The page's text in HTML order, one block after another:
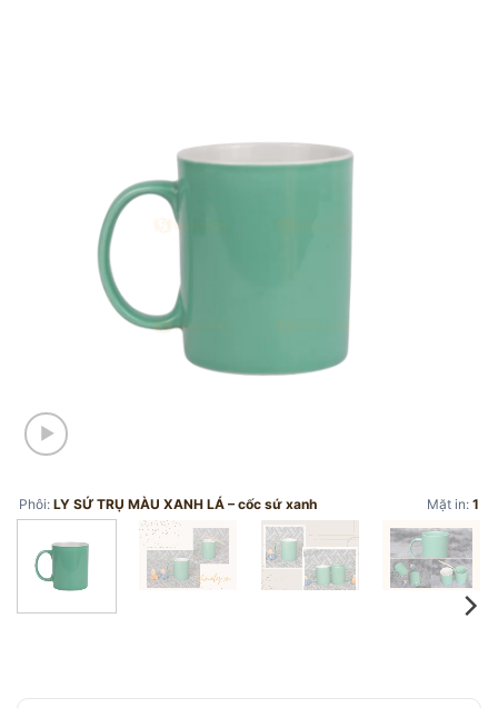
Phôi: LY SỨ TRỤ MÀU XANH LÁ – cốc sứ xanh Mặt in: 1